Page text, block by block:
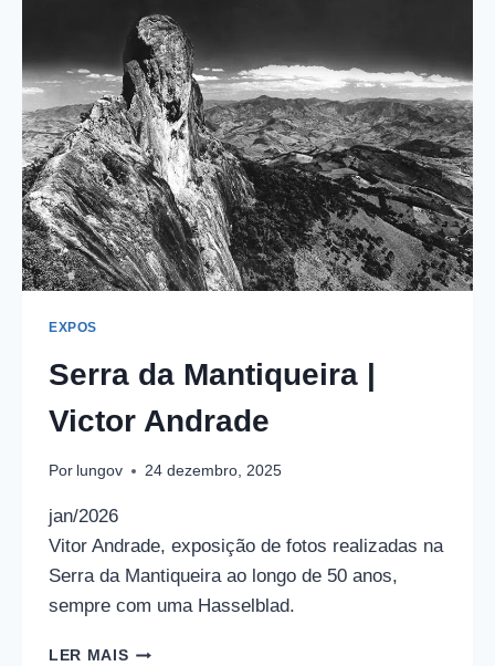
EXPOS
Serra da Mantiqueira |
Victor Andrade
Por lungov 24 dezembro, 2025
jan/2026
Vitor Andrade, exposição de fotos realizadas na
Serra da Mantiqueira ao longo de 50 anos,
sempre com uma Hasselblad.
LER MAISSERRA